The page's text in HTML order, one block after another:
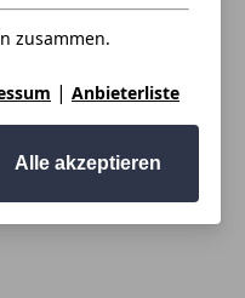
zusammen.
| Anbieterliste
Alle akzeptieren